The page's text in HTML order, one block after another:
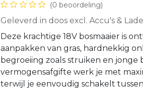
(0 beoordeling)
Geleverd in doos excl. Accu's &
Deze krachtige 18V bosmaaier is
aanpakken van gras, hardnekkig
begroeiing zoals struiken en jonge
vermogensafgifte werk je met
terwijl je eenvoudig schakelt